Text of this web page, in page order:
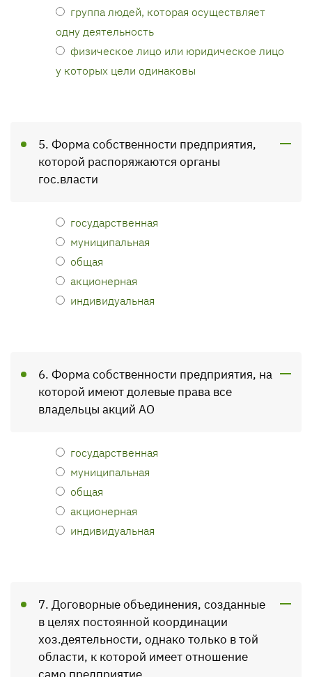
группа людей, которая осуществляет
одну деятельность
физическое лицо или юридическое лицо
у которых цели одинаковы
5. Форма собственности предприятия,
которой распоряжаются органы
гос.власти
государственная
муниципальная
общая
акционерная
индивидуальная
6. Форма собственности предприятия, на
которой имеют долевые права все
владельцы акций АО
государственная
муниципальная
общая
акционерная
индивидуальная
7. Договорные объединения, созданные
в целях постоянной координации
хоз.деятельности, однако только в той
области, к которой имеет отношение